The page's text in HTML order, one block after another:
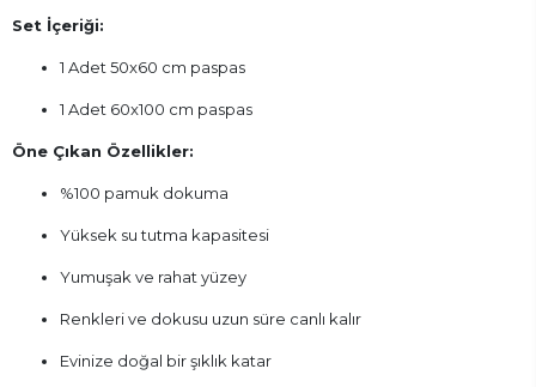
Set İçeriği:
1 Adet 50x60 cm paspas
1 Adet 60x100 cm paspas
Öne Çıkan Özellikler:
%100 pamuk dokuma
Yüksek su tutma kapasitesi
Yumuşak ve rahat yüzey
Renkleri ve dokusu uzun süre canlı kalır
Evinize doğal bir şıklık katar